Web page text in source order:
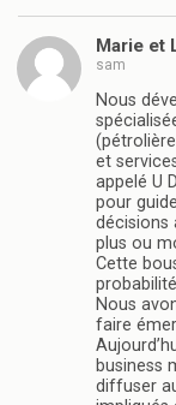
Marie et
sam
Nous
et
appelé U
pour
décisions
plus ou
Cette
Nous
faire
business
diffuser